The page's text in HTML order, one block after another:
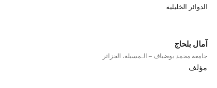
الدوائر الخليلية
آمال بلحاج
جامعة محمد بوضياف – الـمسيلة، الجزائر
مؤلف